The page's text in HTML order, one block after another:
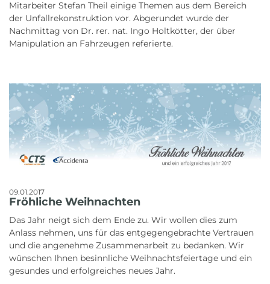
Mitarbeiter Stefan Theil einige Themen aus dem Bereich
der Unfallrekonstruktion vor. Abgerundet wurde der
Nachmittag von Dr. rer. nat. Ingo Holtkötter, der über
Manipulation an Fahrzeugen referierte.
09.01.2017
Fröhliche Weihnachten
Das Jahr neigt sich dem Ende zu. Wir wollen dies zum
Anlass nehmen, uns für das entgegengebrachte Vertrauen
und die angenehme Zusammenarbeit zu bedanken. Wir
wünschen Ihnen besinnliche Weihnachtsfeiertage und ein
gesundes und erfolgreiches neues Jahr.